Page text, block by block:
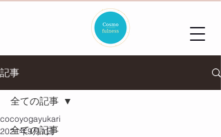
記事
全ての記事
全ての記事
cocoyogayukari
2021年9月1日